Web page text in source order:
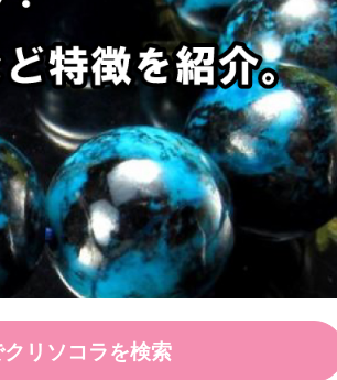
リソコラを検索